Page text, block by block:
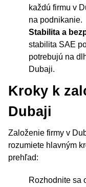
každú firmu v
na podnikanie.
Stabilita a
stabilita SAE
potrebujú na
Dubaji.
Kroky k
Dubaji
Založenie firmy v
rozumiete hlavným
prehľad:
Rozhodnite sa